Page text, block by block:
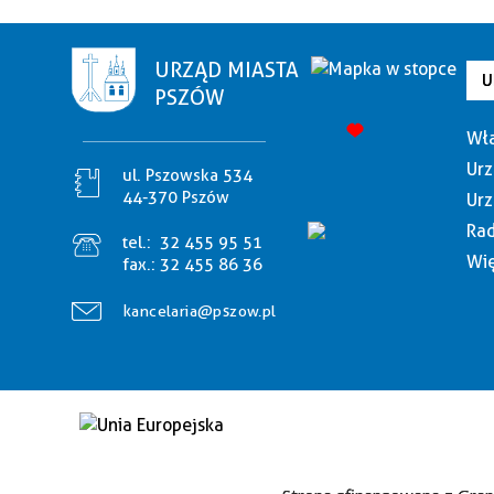
URZĄD MIASTA
PSZÓW
ul. Pszowska 534
44-370 Pszów
tel.: 32 455 95 51
fax.: 32 455 86 36
kancelaria@pszow.pl